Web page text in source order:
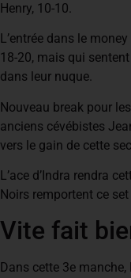
Henry, 10-10.
L’entrée dans le
18-20, mais qui
dans leur nuque.
Nouveau break pour
anciens cévébistes
vers le gain de cette
L’ace d’Indra rendra
Noirs remportent ce set
Vite fait
Dans cette 3e